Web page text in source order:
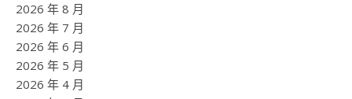
2026 年 8 月
2026 年 7 月
2026 年 6 月
2026 年 5 月
2026 年 4 月